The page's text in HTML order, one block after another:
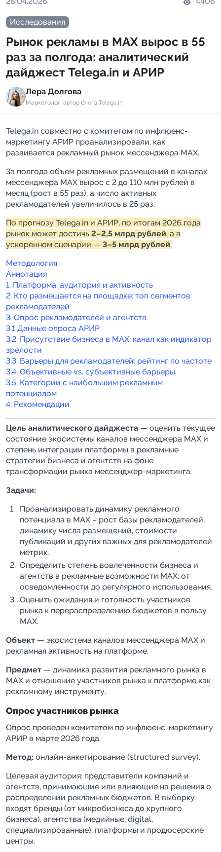
Индивидуальное сопровождение
Аналитика Telegram
Рынок рекламы в MAX вырос в 55
раз за полгода: аналитический
дайджест Telega.in и АРИР
Исследования
Лера Долгова
Маркетолог, автор блога Telega.in
Telega.in совместно с комитетом по инфлюенс-
маркетингу АРИР проанализировали, как
развивается рекламный рынок мессенджера MAX.
За полгода объем рекламных размещений в каналах
мессенджера MAX вырос с 2 до 110 млн рублей в
месяц (рост в 55 раз), а число активных
рекламодателей увеличилось в 25 раз.
По прогнозу Telega.in и АРИР, по итогам 2026 года
рынок может достичь 2–2,5 млрд рублей, а в
ускоренном сценарии — 3–5 млрд рублей.
Методология
Аннотация
1. Платформа: аудитория и активность
2. Кто размещается на площадке: топ сегментов
рекламодателей
3. Опрос рекламодателей и агентств
3.1 Данные опроса АРИР
3.2. Присутствие бизнеса в MAX: канал как индикатор
зрелости
3.3. Барьеры для рекламодателей: рейтинг по частоте
3.4. Объективные vs. субъективные барьеры
3.5. Категории с наибольшим рекламным
потенциалом
4. Рекомендации
Цель аналитического дайджеста — оценить текущее
состояние экосистемы каналов мессенджера MAX и
степень интеграции платформы в рекламные
стратегии бизнеса и агентств на фоне
трансформации рынка мессенджер-маркетинга.
Задачи:
Проанализировать динамику рекламного
потенциала в MAX – рост базы рекламодателей,
динамику числа размещений, стоимости
публикаций и других важных для рекламодателей
метрик.
Определить степень вовлеченности бизнеса и
агентств в рекламные возможности MAX: от
осведомленности до регулярного использования.
Оценить ожидания и готовность участников
рынка к перераспределению бюджетов в пользу
MAX.
Объект — экосистема каналов мессенджера MAX и
рекламная активность на платформе.
Предмет — динамика развития рекламного рынка в
MAX и отношение участников рынка к платформе как
рекламному инструменту.
Опрос участников рынка
Опрос проведен комитетом по инфлюенс-маркетингу
АРИР в марте 2026 года.
Метод: онлайн-анкетирование (structured survey).
Целевая аудитория: представители компаний и
агентств, принимающие или влияющие на решения о
распределении рекламных бюджетов. В выборку
входят бренды (от микробизнеса до крупного
бизнеса), агентства (медийные, digital,
специализированные), платформы и продюсерские
центры.